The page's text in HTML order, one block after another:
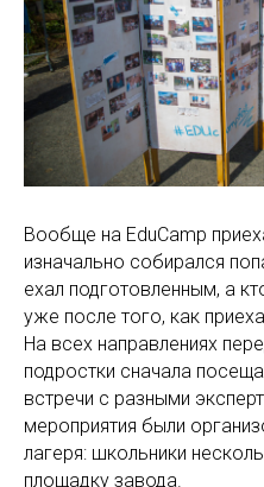
Вообще на EduCamp
изначально собирался
ехал подготовленным, а
уже после того, как
На всех направлениях
подростки сначала
встречи с разными
мероприятия были
лагеря: школьники
площадку завода.